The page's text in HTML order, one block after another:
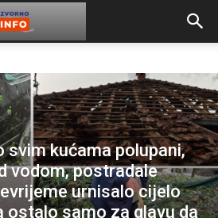
svim kućama polupani,
vodom, postradale
urnisalo cijelo
ostalo samo za glavu da